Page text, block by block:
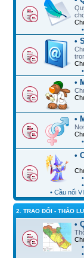
•
•
•
•
• Cầu nối
2. TRAO ĐỔI - THẢO
•